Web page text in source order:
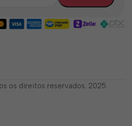
os direitos reservados. 2025